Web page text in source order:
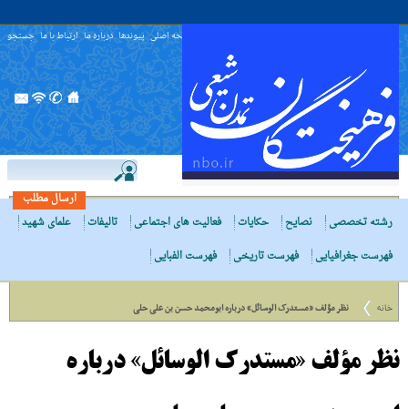
صفحه اصلی پیوندها درباره ما ارتباط با ما جستجو
ارسال مطلب
رشته تخصصی
نصایح حکایات فعالیت های اجتماعی تالیفات
علمای شهید
فهرست جغرافیایی
فهرست تاریخی فهرست الفبایی
خانه نظر مؤلف «مستدرک الوسائل» درباره ابومحمد حسن بن علی حلی
نظر مؤلف «مستدرک الوسائل» درباره